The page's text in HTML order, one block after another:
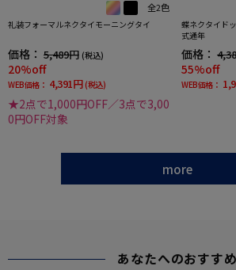
全2色
礼装フォーマルネクタイモーニングタイ
価格： 5,489円 (税込)
20%off
WEB価格： 4,391円 (税込)
★2点で1,000円OFF／3点で3,00
0円OFF対象
蝶ネクタイド
式通年
価格：
55%off
WEB価格：
more
あなたへのおすすめ